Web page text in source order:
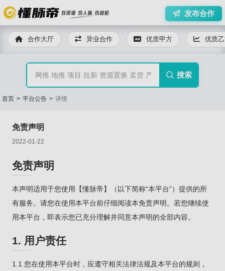
合作大厅 异业合作 优质甲方 优质
 搜索
 发布合作
首页 > 平台公告 > 详情
免责声明
2022-01-22
免责声明
本声明适用于您使用【懂脉帝】（以下简称“本平台”）提供的所
有服务。请您在使用本平台前仔细阅读本免责声明。若您继续使
用本平台，即表示您已充分理解并同意本声明的全部内容。
1. 用户责任
1.1 您在使用本平台时，应遵守相关法律法规及本平台的规则，